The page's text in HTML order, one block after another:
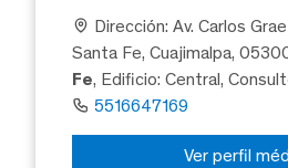
Dirección: Av. Carlos
Santa Fe, Cuajimalpa,
Fe, Edificio: Central,
5516647169
Ver perfil